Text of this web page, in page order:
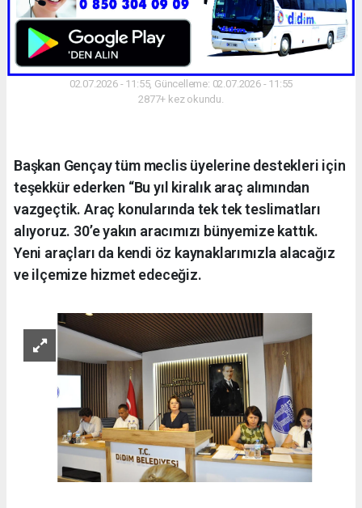
02.07.2026 - 11:55, Güncelleme: 02.07.2026 - 11:55
2877+ kez okundu.
Başkan Gençay tüm meclis üyelerine destekleri için
teşekkür ederken “Bu yıl kiralık araç alımından
vazgeçtik. Araç konularında tek tek teslimatları
alıyoruz. 30’e yakın aracımızı bünyemize kattık.
Yeni araçları da kendi öz kaynaklarımızla alacağız
ve ilçemize hizmet edeceğiz.